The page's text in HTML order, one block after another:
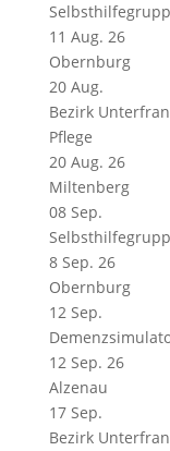
11 Aug. 26
Obernburg
20 Aug.
Bezirk
Pflege
20 Aug. 26
Miltenberg
08 Sep.
8 Sep. 26
Obernburg
12 Sep.
12 Sep. 26
Alzenau
17 Sep.
Bezirk